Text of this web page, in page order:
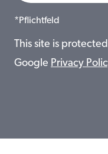
*Pflichtfeld
This site is
Google Privacy